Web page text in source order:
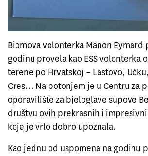
Biomova volonterka Manon Eymard
godinu provela kao ESS volonterka
terene po Hrvatskoj – Lastovo,
Cres… Na potonjem je u Centru za
oporavilište za bjeloglave supove
društvu ovih prekrasnih i
koje je vrlo dobro upoznala.
Kao jednu od uspomena na godinu